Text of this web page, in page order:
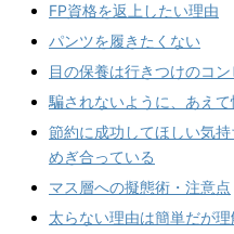
FP資格を返上したい理由
パンツを履きたくない
目の保養は行きつけのコン
騙されないように、あえ
節約に成功してほしい気
めぎ合っている
マス層への擬態術・注意点
太らない理由は簡単だが